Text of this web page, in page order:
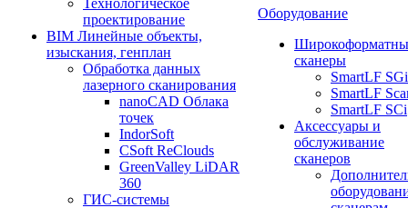
Технологическое
проектирование
BIM Линейные объекты,
изыскания, генплан
Обработка данных
лазерного сканирования
nanoCAD Облака
точек
IndorSoft
CSoft ReClouds
GreenValley LiDAR
360
ГИС-системы
Оборудование
сканеры
SmartLF SGi
SmartLF
SmartLF SCi
Аксессуары и
обслуживание
сканеров